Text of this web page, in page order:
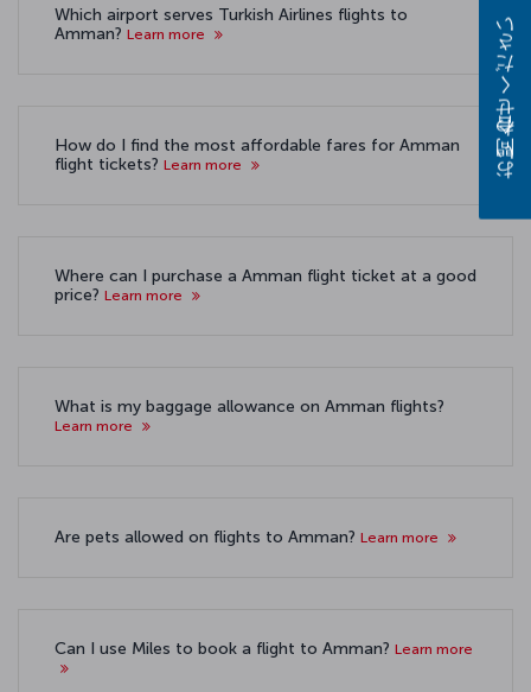
Which airport serves Turkish Airlines flights to
Amman? Learn more
How do I find the most affordable fares for Amman
flight tickets? Learn more
Where can I purchase a Amman flight ticket at a good
price? Learn more
What is my baggage allowance on Amman flights?
Learn more
Are pets allowed on flights to Amman? Learn more
Can I use Miles to book a flight to Amman? Learn more
お問い合わせください